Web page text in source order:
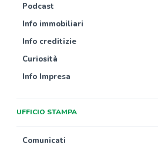
Podcast
Info immobiliari
Info creditizie
Curiosità
Info Impresa
UFFICIO STAMPA
Comunicati